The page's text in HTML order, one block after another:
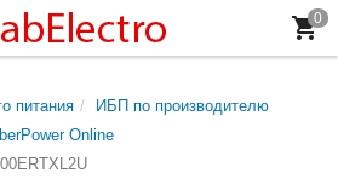
питания
ИБП по производителю
Online